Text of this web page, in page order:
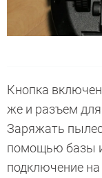
Кнопка
же и разъем
Заряжать
помощью базы и
подключение на